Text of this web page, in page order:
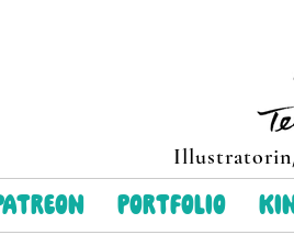
Portfolio